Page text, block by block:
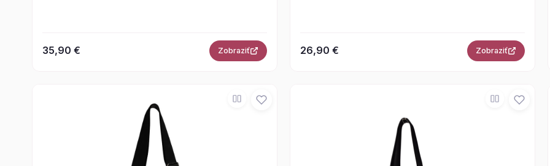
35,90 € Zobraziť 26,90 € Zobraziť